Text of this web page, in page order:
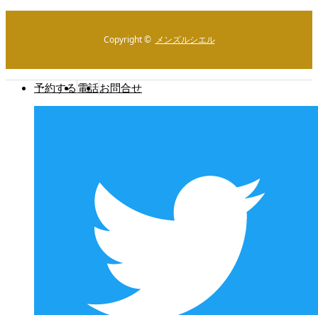
Copyright © メンズルシエル
予約する 電話お問合せ